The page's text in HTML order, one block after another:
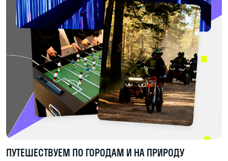
Собираемся на тренировки по фитнесу, йоге
или командным играм, чтобы размяться
и зарядиться энергией. Устраиваем турниры
и занимаемся на турнике прямо в кампусе
ЗАНЯТИЯ ФИТНЕСОМ И СПОРТОМ
2–3 КУРС
Тебя ждут выбор трека, фокус на ключевых
навыках, 15 крутых кейсов в портфолио и начало
оплачиваемых стажировок